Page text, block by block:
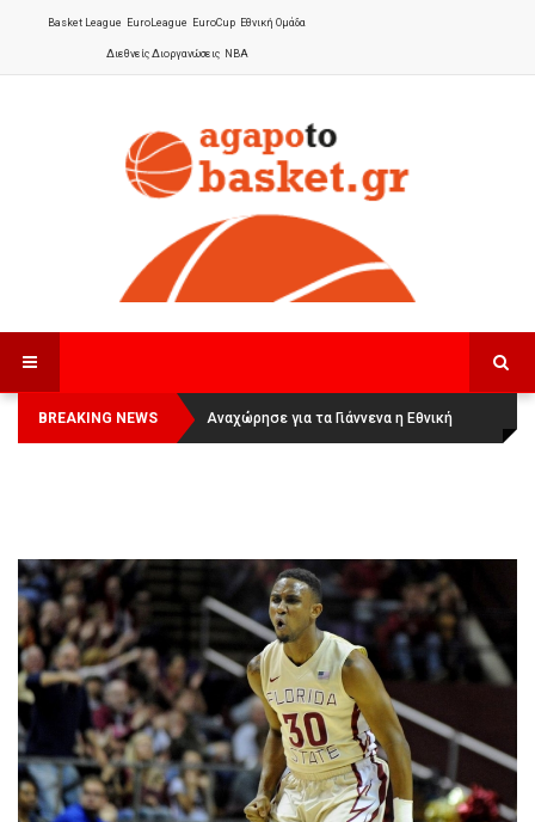
Basket League EuroLeague EuroCup Εθνική Ομάδα
Διεθνείς Διοργανώσεις NBA
BREAKING NEWS
Οι Πάνθηρες Καβάλας στην Women
Basketball League 1
Αναχώρησε για τα Γιάννενα η Εθνική
Γυναικών: